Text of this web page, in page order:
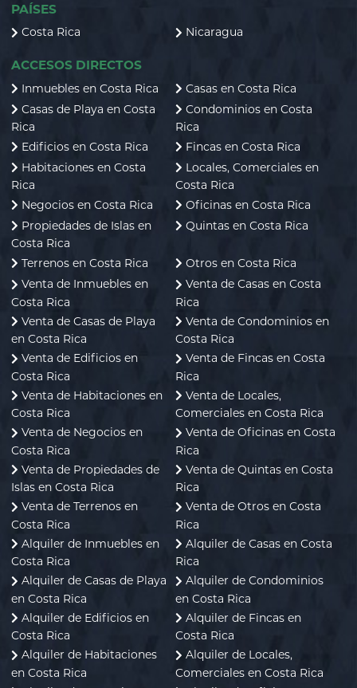
PAÍSES
Costa Rica Nicaragua
ACCESOS DIRECTOS
Inmuebles en Costa Rica
Casas en Costa Rica
Casas de Playa en Costa
Rica
Condominios en Costa
Rica
Edificios en Costa Rica
Fincas en Costa Rica
Habitaciones en Costa
Rica
Locales, Comerciales en
Costa Rica
Negocios en Costa Rica
Oficinas en Costa Rica
Propiedades de Islas en
Costa Rica
Quintas en Costa Rica
Terrenos en Costa Rica
Otros en Costa Rica
Venta de Inmuebles en
Costa Rica
Venta de Casas en Costa
Rica
Venta de Casas de Playa
en Costa Rica
Venta de Condominios en
Costa Rica
Venta de Edificios en
Costa Rica
Venta de Fincas en Costa
Rica
Venta de Habitaciones en
Costa Rica
Venta de Locales,
Comerciales en Costa Rica
Venta de Negocios en
Costa Rica
Venta de Oficinas en Costa
Rica
Venta de Propiedades de
Islas en Costa Rica
Venta de Quintas en Costa
Rica
Venta de Terrenos en
Costa Rica
Venta de Otros en Costa
Rica
Alquiler de Inmuebles en
Costa Rica
Alquiler de Casas en Costa
Rica
Alquiler de Casas de Playa
en Costa Rica
Alquiler de Condominios
en Costa Rica
Alquiler de Edificios en
Costa Rica
Alquiler de Fincas en
Costa Rica
Alquiler de Habitaciones
en Costa Rica
Alquiler de Locales,
Comerciales en Costa Rica